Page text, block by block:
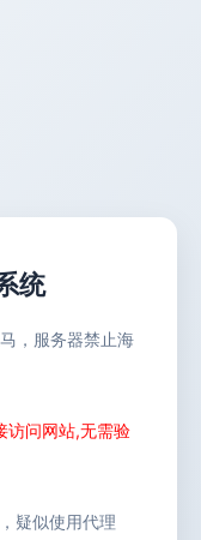
统
，服务器禁止海
访问网站,无需验
，疑似使用代理